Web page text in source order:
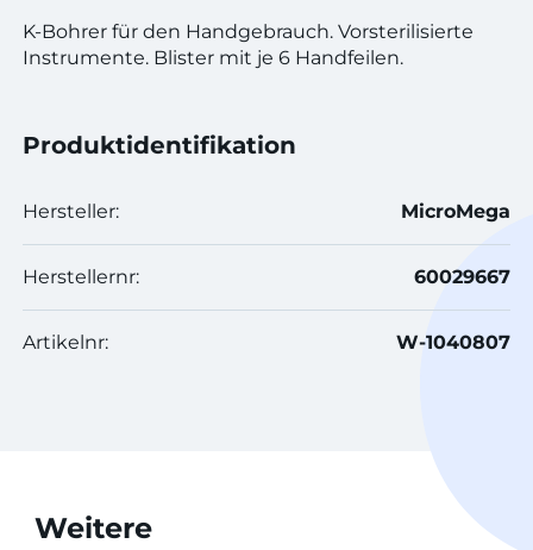
K-Bohrer für den Handgebrauch. Vorsterilisierte
Instrumente. Blister mit je 6 Handfeilen.
Produktidentifikation
Hersteller: MicroMega
Herstellernr: 60029667
Artikelnr: W-1040807
Weitere